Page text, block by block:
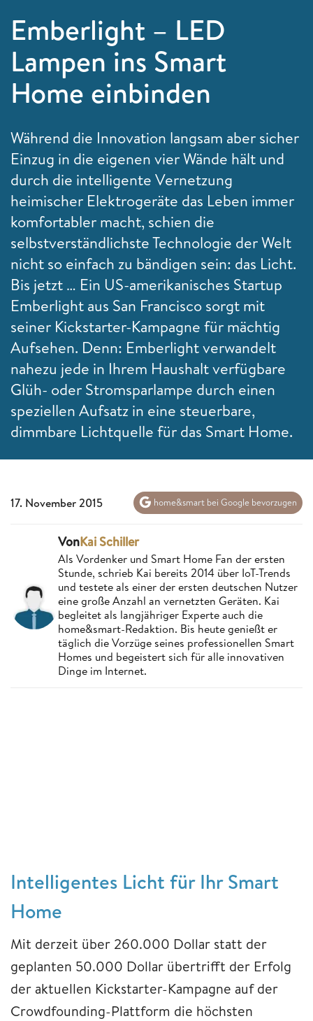
Emberlight – LED
Lampen ins Smart
Home einbinden
Während die Innovation langsam aber sicher
Einzug in die eigenen vier Wände hält und
durch die intelligente Vernetzung
heimischer Elektrogeräte das Leben immer
komfortabler macht, schien die
selbstverständlichste Technologie der Welt
nicht so einfach zu bändigen sein: das Licht.
Bis jetzt … Ein US-amerikanisches Startup
Emberlight aus San Francisco sorgt mit
seiner Kickstarter-Kampagne für mächtig
Aufsehen. Denn: Emberlight verwandelt
nahezu jede in Ihrem Haushalt verfügbare
Glüh- oder Stromsparlampe durch einen
speziellen Aufsatz in eine steuerbare,
dimmbare Lichtquelle für das Smart Home.
17. November 2015 home&smart bei Google bevorzugen
VonKai Schiller
Als Vordenker und Smart Home Fan der ersten
Stunde, schrieb Kai bereits 2014 über IoT-Trends
und testete als einer der ersten deutschen Nutzer
eine große Anzahl an vernetzten Geräten. Kai
begleitet als langjähriger Experte auch die
home&smart-Redaktion. Bis heute genießt er
täglich die Vorzüge seines professionellen Smart
Homes und begeistert sich für alle innovativen
Dinge im Internet.
Intelligentes Licht für Ihr Smart
Home
Mit derzeit über 260.000 Dollar statt der
geplanten 50.000 Dollar übertrifft der Erfolg
der aktuellen Kickstarter-Kampagne auf der
Crowdfounding-Plattform die höchsten